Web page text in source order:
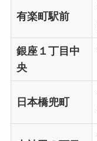
有楽町駅前
銀座１丁目中
央
日本橋兜町